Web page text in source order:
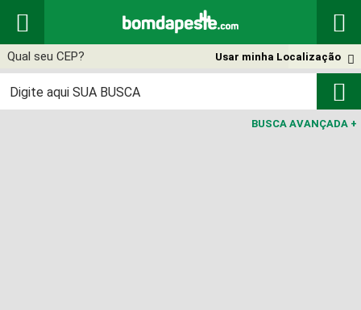
 

Usar minha Localização

BUSCA AVANÇADA +